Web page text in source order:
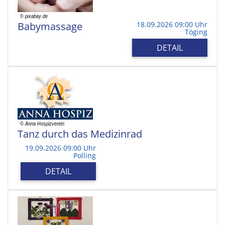
Babymassage 18.09.2026 09:00 Uhr
Töging
DETAIL
Tanz durch das Medizinrad
19.09.2026 09:00 Uhr
Polling
DETAIL